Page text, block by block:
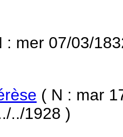
: mer 07/03/
( N : mar
../1928 )